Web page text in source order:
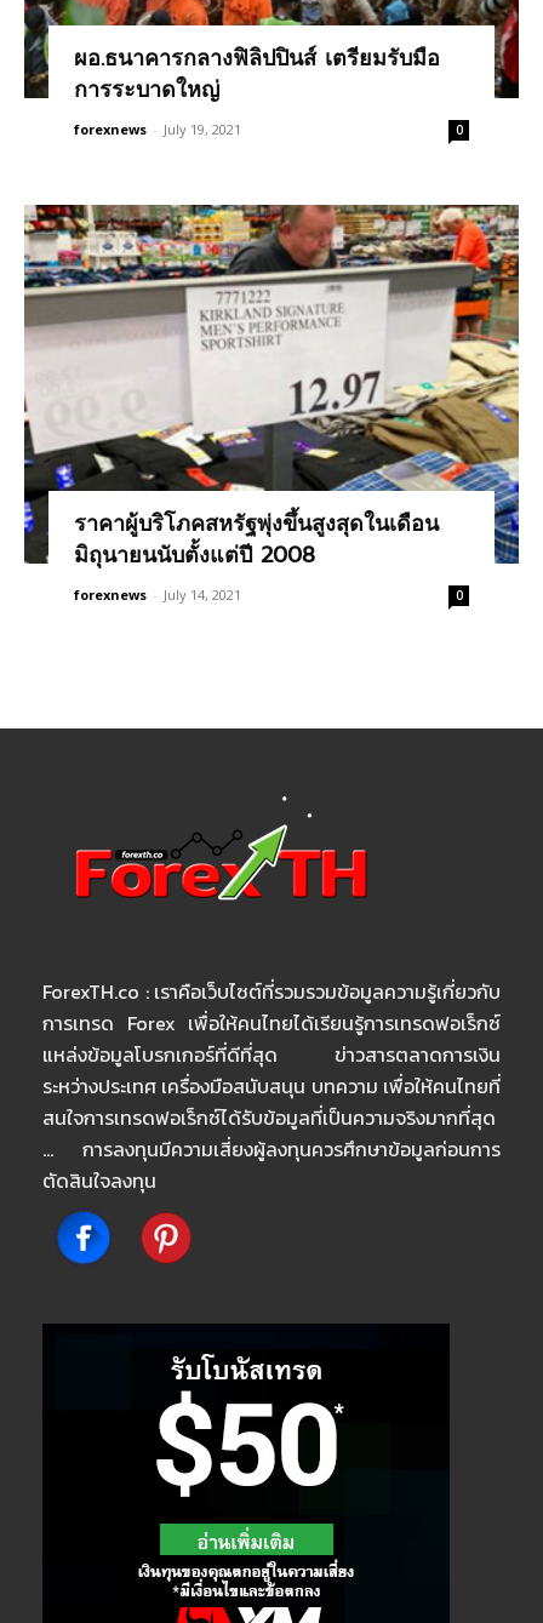
ผอ.ธนาคารกลางฟิลิปปินส์ เตรียมรับมือ
การระบาดใหญ่
forexnews - July 19, 2021 0
ราคาผู้บริโภคสหรัฐพุ่งขึ้นสูงสุดในเดือน
มิถุนายนนับตั้งแต่ปี 2008
forexnews - July 14, 2021 0
ForexTH.co : เราคือเว็บไซต์ที่รวมรวมข้อมูลความรู้เกี่ยวกับ
การเทรด Forex เพื่อให้คนไทยได้เรียนรู้การเทรดฟอเร็กซ์
แหล่งข้อมูลโบรกเกอร์ที่ดีที่สุด ข่าวสารตลาดการเงิน
ระหว่างประเทศ เครื่องมือสนับสนุน บทความ เพื่อให้คนไทยที่
สนใจการเทรดฟอเร็กซ์ได้รับข้อมูลที่เป็นความจริงมากที่สุด
… การลงทุนมีความเสี่ยงผู้ลงทุนควรศึกษาข้อมูลก่อนการ
ตัดสินใจลงทุน